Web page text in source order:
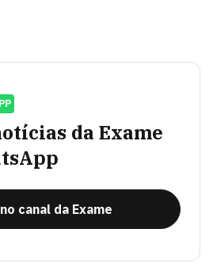
da Exame
canal da Exame